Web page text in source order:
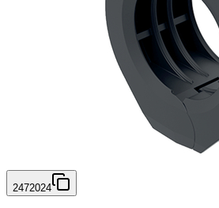
2472024